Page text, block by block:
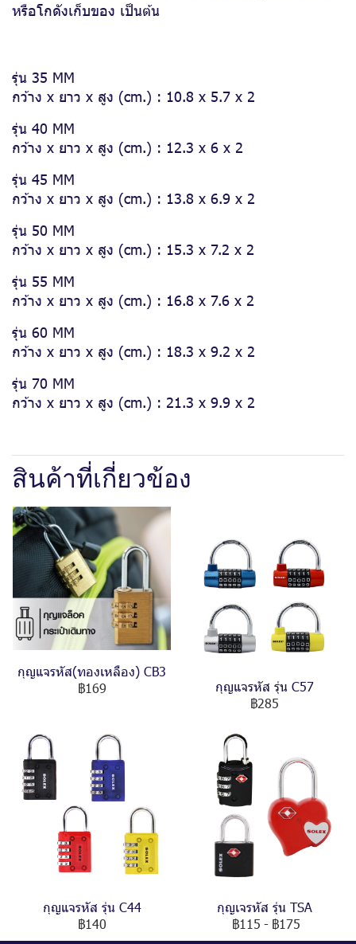
หรือโกดังเก็บของ เป็นต้น
รุ่น 35 MM
กว้าง x ยาว x สูง (cm.) : 10.8 x 5.7 x 2
รุ่น 40 MM
กว้าง x ยาว x สูง (cm.) : 12.3 x 6 x 2
รุ่น 45 MM
กว้าง x ยาว x สูง (cm.) : 13.8 x 6.9 x 2
รุ่น 50 MM
กว้าง x ยาว x สูง (cm.) : 15.3 x 7.2 x 2
รุ่น 55 MM
กว้าง x ยาว x สูง (cm.) : 16.8 x 7.6 x 2
รุ่น 60 MM
กว้าง x ยาว x สูง (cm.) : 18.3 x 9.2 x 2
รุ่น 70 MM
กว้าง x ยาว x สูง (cm.) : 21.3 x 9.9 x 2
สินค้าที่เกี่ยวข้อง
กุญแจรหัส(ทองเหลือง) CB3
฿169
กุญแจรหัส รุ่น C57
฿285
กุญแจรหัส รุ่น C44
฿140
กุญเจรหัส รุ่น TSA
฿115 - ฿175